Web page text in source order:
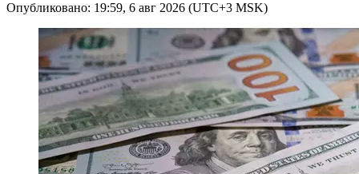
Опубликовано: 19:59, 6 авг 2026 (UTC+3 MSK)